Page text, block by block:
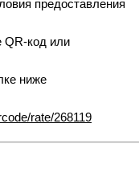
предоставления
QR-код или
ниже
rate/268119